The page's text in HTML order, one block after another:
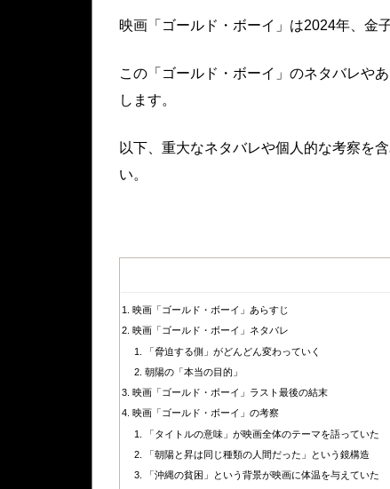
映画「ゴールド・ボーイ」は2024年、金
この「ゴールド・ボーイ」のネタバレや
します。
以下、重大なネタバレや個人的な考察を
い。
映画「ゴールド・ボーイ」あらすじ
映画「ゴールド・ボーイ」ネタバレ
「脅迫する側」がどんどん変わっていく
朝陽の「本当の目的」
映画「ゴールド・ボーイ」ラスト最後の結末
映画「ゴールド・ボーイ」の考察
「タイトルの意味」が映画全体のテーマを語っていた
「朝陽と昇は同じ種類の人間だった」という鏡構造
「沖縄の貧困」という背景が映画に体温を与えていた